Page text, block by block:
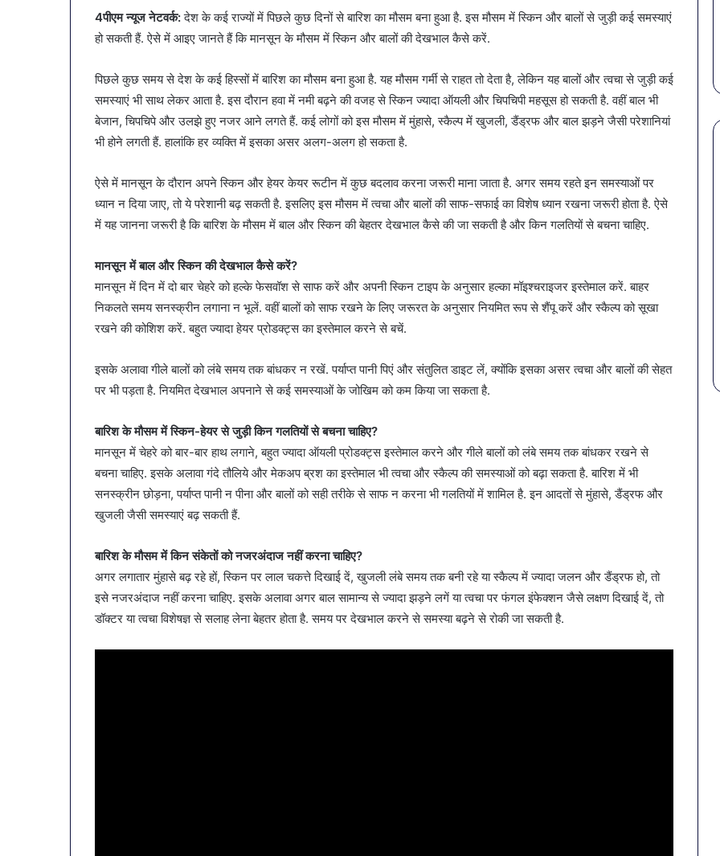
4पीएम न्यूज नेटवर्क:देश के कई राज्यों में पिछले कुछ दिनों से बारिश का मौसम बना हुआ है. इस मौसम में स्किन और बालों से जुड़ी कई समस्याएं
हो सकती हैं. ऐसे में आइए जानते हैं कि मानसून के मौसम में स्किन और बालों की देखभाल कैसे करें.
पिछले कुछ समय से देश के कई हिस्सों में बारिश का मौसम बना हुआ है. यह मौसम गर्मी से राहत तो देता है, लेकिन यह बालों और त्वचा से जुड़ी कई
समस्याएं भी साथ लेकर आता है. इस दौरान हवा में नमी बढ़ने की वजह से स्किन ज्यादा ऑयली और चिपचिपी महसूस हो सकती है. वहीं बाल भी
बेजान, चिपचिपे और उलझे हुए नजर आने लगते हैं. कई लोगों को इस मौसम में मुंहासे, स्कैल्प में खुजली, डैंड्रफ और बाल झड़ने जैसी परेशानियां
भी होने लगती हैं. हालांकि हर व्यक्ति में इसका असर अलग-अलग हो सकता है.
ऐसे में मानसून के दौरान अपने स्किन और हेयर केयर रूटीन में कुछ बदलाव करना जरूरी माना जाता है. अगर समय रहते इन समस्याओं पर
ध्यान न दिया जाए, तो ये परेशानी बढ़ सकती है. इसलिए इस मौसम में त्वचा और बालों की साफ-सफाई का विशेष ध्यान रखना जरूरी होता है. ऐसे
में यह जानना जरूरी है कि बारिश के मौसम में बाल और स्किन की बेहतर देखभाल कैसे की जा सकती है और किन गलतियों से बचना चाहिए.
मानसून में बाल और स्किन की देखभाल कैसे करें?
मानसून में दिन में दो बार चेहरे को हल्के फेसवॉश से साफ करें और अपनी स्किन टाइप के अनुसार हल्का मॉइश्चराइजर इस्तेमाल करें. बाहर
निकलते समय सनस्क्रीन लगाना न भूलें. वहीं बालों को साफ रखने के लिए जरूरत के अनुसार नियमित रूप से शैंपू करें और स्कैल्प को सूखा
रखने की कोशिश करें. बहुत ज्यादा हेयर प्रोडक्ट्स का इस्तेमाल करने से बचें.
इसके अलावा गीले बालों को लंबे समय तक बांधकर न रखें. पर्याप्त पानी पिएं और संतुलित डाइट लें, क्योंकि इसका असर त्वचा और बालों की सेहत
पर भी पड़ता है. नियमित देखभाल अपनाने से कई समस्याओं के जोखिम को कम किया जा सकता है.
बारिश के मौसम में स्किन-हेयर से जुड़ी किन गलतियों से बचना चाहिए?
मानसून में चेहरे को बार-बार हाथ लगाने, बहुत ज्यादा ऑयली प्रोडक्ट्स इस्तेमाल करने और गीले बालों को लंबे समय तक बांधकर रखने से
बचना चाहिए. इसके अलावा गंदे तौलिये और मेकअप ब्रश का इस्तेमाल भी त्वचा और स्कैल्प की समस्याओं को बढ़ा सकता है. बारिश में भी
सनस्क्रीन छोड़ना, पर्याप्त पानी न पीना और बालों को सही तरीके से साफ न करना भी गलतियों में शामिल है. इन आदतों से मुंहासे, डैंड्रफ और
खुजली जैसी समस्याएं बढ़ सकती हैं.
बारिश के मौसम में किन संकेतों को नजरअंदाज नहीं करना चाहिए?
अगर लगातार मुंहासे बढ़ रहे हों, स्किन पर लाल चकत्ते दिखाई दें, खुजली लंबे समय तक बनी रहे या स्कैल्प में ज्यादा जलन और डैंड्रफ हो, तो
इसे नजरअंदाज नहीं करना चाहिए. इसके अलावा अगर बाल सामान्य से ज्यादा झड़ने लगें या त्वचा पर फंगल इंफेक्शन जैसे लक्षण दिखाई दें, तो
डॉक्टर या त्वचा विशेषज्ञ से सलाह लेना बेहतर होता है. समय पर देखभाल करने से समस्या बढ़ने से रोकी जा सकती है.
में
ट्रेडर्स
पहली
बैठक,
केजरीवाल–
मान
कदम
नगर में ट्रेडर्स कमीशन की पहली
बैठक, केजरीवाल–मान का बड़ा
में
डाइट
करें
ये
7
पेट की समस्याओं से बचना है?
गर्मियों में डाइट में शामिल करें ये 7
4